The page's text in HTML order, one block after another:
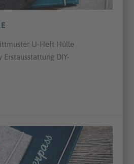
U-Heft Hülle
Erstausstattung DIY-